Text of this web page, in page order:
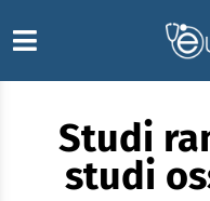
Studi
studi